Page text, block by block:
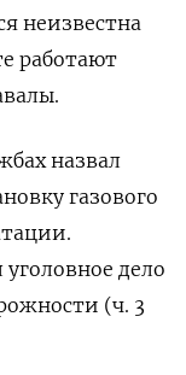
неизвестна
работают
назвал
газового
дело
(ч. 3